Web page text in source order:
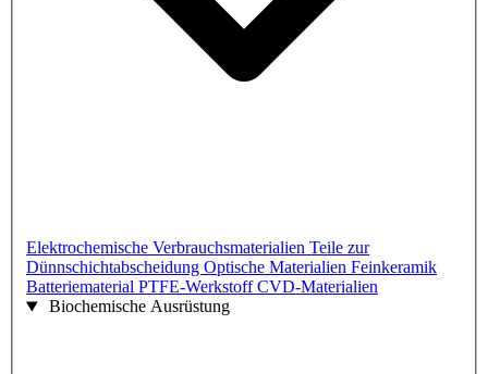
Elektrochemische Verbrauchsmaterialien Teile zur
Dünnschichtabscheidung Optische Materialien Feinkeramik
Batteriematerial PTFE-WerkstoffCVD-Materialien
Biochemische Ausrüstung